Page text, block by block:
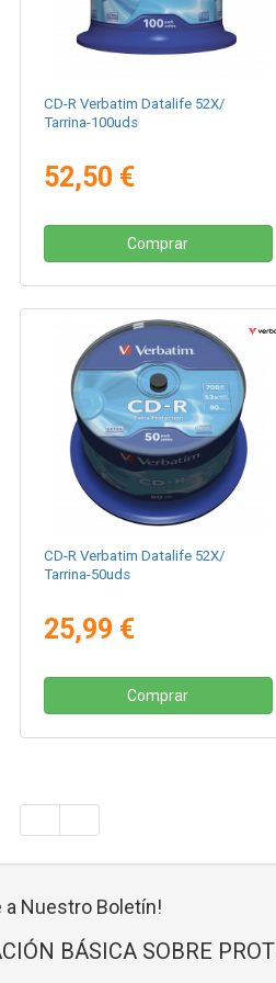
CD-R Verbatim Datalife 52X/
Tarrina-100uds
52,50 €
Comprar
CD-R Verbatim Datalife 52X/
Tarrina-50uds
25,99 €
Comprar
a Nuestro Boletín!
BÁSICA SOBRE